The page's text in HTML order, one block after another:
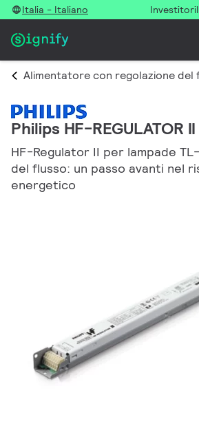
Italia - Italiano Investitori
Philips HF-REGULATOR
HF-Regulator II per lampade
del flusso: un passo avanti nel
energetico